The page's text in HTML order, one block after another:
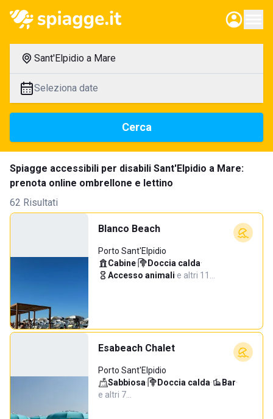
Sant'Elpidio a Mare
Seleziona date
Cerca
Spiagge accessibili per disabili Sant'Elpidio a Mare:
prenota online ombrellone e lettino
62 Risultati
Blanco Beach
Porto Sant'Elpidio
Cabine· Doccia calda·
Accesso animali·e altri 11…
Esabeach Chalet
Porto Sant'Elpidio
Sabbiosa· Doccia calda· Bar·
e altri 7…